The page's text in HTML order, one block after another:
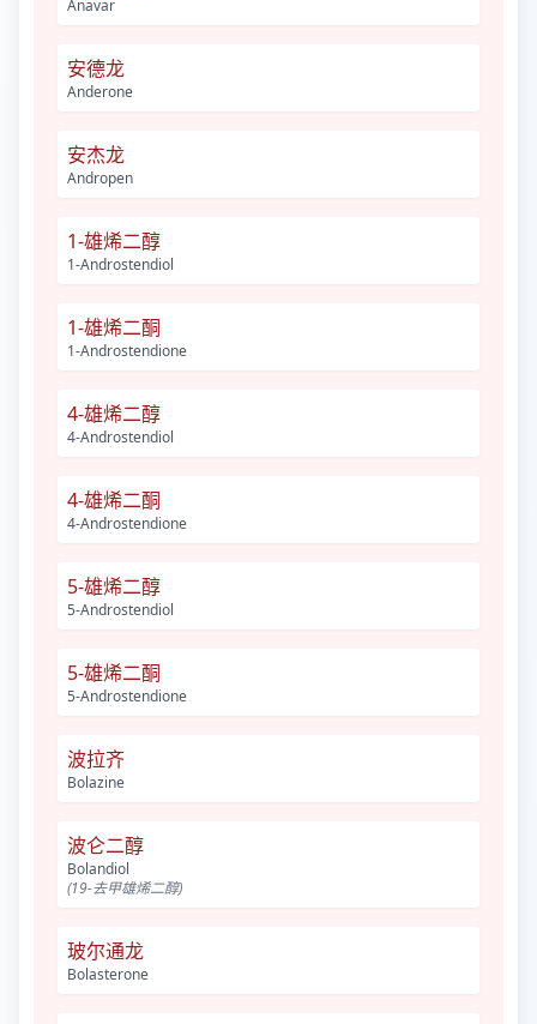
Anavar
安德龙
Anderone
安杰龙
Andropen
1-雄烯二醇
1-Androstendiol
1-雄烯二酮
1-Androstendione
4-雄烯二醇
4-Androstendiol
4-雄烯二酮
4-Androstendione
5-雄烯二醇
5-Androstendiol
5-雄烯二酮
5-Androstendione
波拉齐
Bolazine
波仑二醇
Bolandiol
(19-去甲雄烯二醇)
玻尔通龙
Bolasterone